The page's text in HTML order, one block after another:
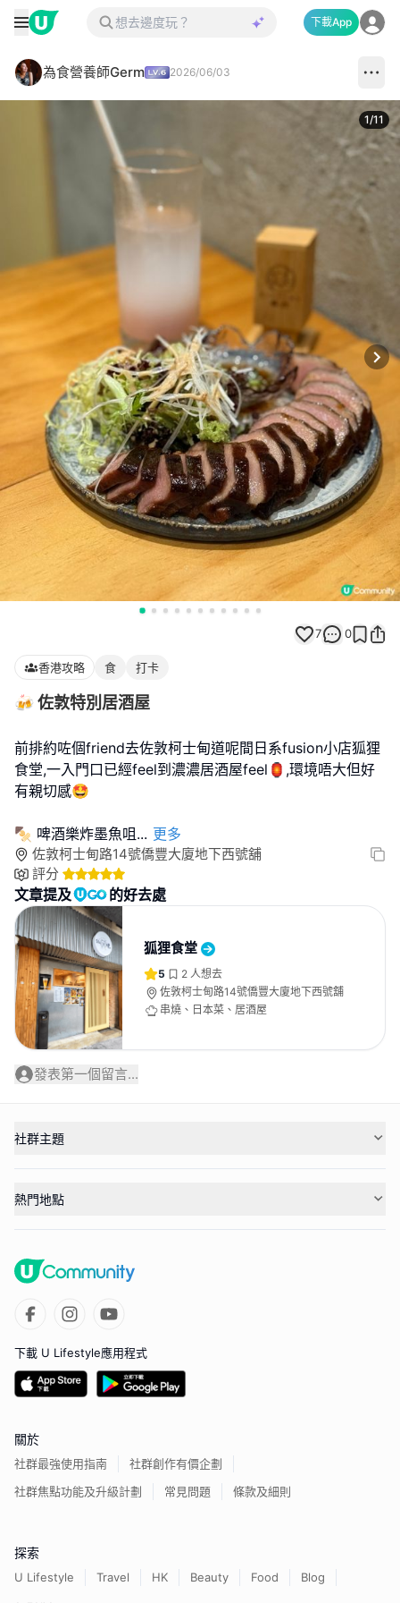
下載App
為食營養師Germ 2026/06/03
1/11
7 0
香港攻略 食 打卡
🍻 佐敦特別居酒屋
前排約咗個friend去佐敦柯士甸道呢間日系fusion小店狐狸
食堂,一入門口已經feel到濃濃居酒屋feel🏮,環境唔大但好
有親切感🤩
🍢 啤酒樂炸墨魚咀 ... 更多
佐敦柯士甸路14號僑豐大廈地下西號舖
評分
文章提及 的好去處
狐狸食堂
5 2 人想去
佐敦柯士甸路14號僑豐大廈地下西號舖
串燒、日本菜、居酒屋
發表第一個留言...
社群主題
熱門地點
下載 U Lifestyle應用程式
關於
社群最強使用指南
社群創作有價企劃
社群焦點功能及升級計劃
常見問題 條款及細則
探索
U Lifestyle Travel HK Beauty Food
Blog